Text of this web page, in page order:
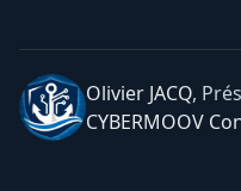
Olivier JACQ,
CYBERMOOV